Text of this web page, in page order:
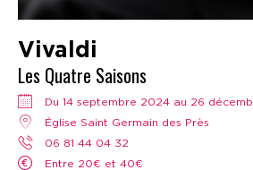
Vivaldi
Les Quatre Saisons
Du 14 septembre 2024 au 26
Église Saint Germain des Près
06 81 44 04 32
Entre 20€ et 40€